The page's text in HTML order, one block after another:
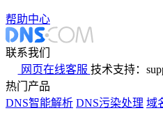
帮助中心
联系我们
网页在线客服 技术支持：
热门产品
DNS智能解析 DNS污染处理 域